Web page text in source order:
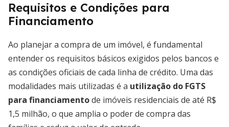
Requisitos e Condições para
Financiamento
Ao planejar a compra de um imóvel, é fundamental
entender os requisitos básicos exigidos pelos bancos e
as condições oficiais de cada linha de crédito. Uma das
modalidades mais utilizadas é a utilização do FGTS
para financiamentode imóveis residenciais de até R$
1,5 milhão, o que amplia o poder de compra das